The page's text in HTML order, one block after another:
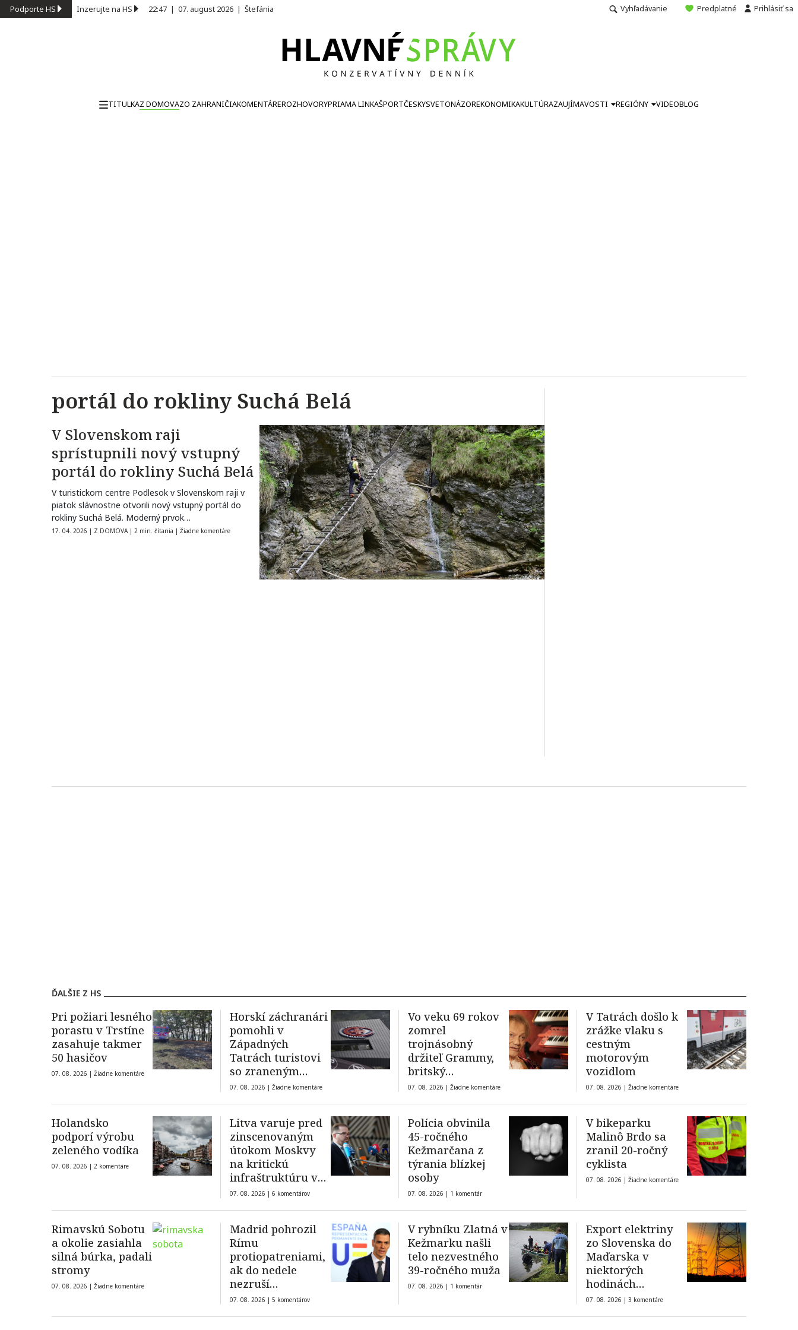
Podporte HS Inzerujte na HS 22:47 | 07. august 2026 | Štefánia Vyhľadávanie Predplatné Prihlásiť sa
TITULKAZ DOMOVAZO ZAHRANIČIAKOMENTÁREROZHOVORYPRIAMA LINKAŠPORTČESKYSVETONÁZOREKONOMIKAKULTÚRAZAUJÍMAVOSTI REGIÓNY VIDEOBLOG
portál do rokliny Suchá Belá
V Slovenskom raji
sprístupnili nový vstupný
portál do rokliny Suchá Belá
V turistickom centre Podlesok v Slovenskom raji v
piatok slávnostne otvorili nový vstupný portál do
rokliny Suchá Belá. Moderný prvok…
17. 04. 2026 | Z DOMOVA | 2 min. čítania | Žiadne komentáre
ĎALŠIE Z HS
Pri požiari lesného
porastu v Trstíne
zasahuje takmer
50 hasičov
07. 08. 2026 | Žiadne komentáre
Horskí záchranári
pomohli v
Západných
Tatrách turistovi
so zraneným
členkom
07. 08. 2026 | Žiadne komentáre
Vo veku 69 rokov
zomrel
trojnásobný
držiteľ Grammy,
britský
elektronický
Orbit
07. 08. 2026 | Žiadne komentáre
V Tatrách došlo k
zrážke vlaku s
cestným
motorovým
vozidlom
07. 08. 2026 | Žiadne komentáre
Holandsko
podporí výrobu
zeleného vodíka
07. 08. 2026 | 2 komentáre
Litva varuje pred
zinscenovaným
útokom Moskvy
na kritickú
infraštruktúru v
Pobaltí s použitím
07. 08. 2026 | 6 komentárov
Polícia obvinila
45-ročného
Kežmarčana z
týrania blízkej
osoby
07. 08. 2026 | 1 komentár
V bikeparku
Malinô Brdo sa
zranil 20-ročný
cyklista
07. 08. 2026 | Žiadne komentáre
Rimavskú Sobotu
a okolie zasiahla
silná búrka, padali
stromy
07. 08. 2026 | Žiadne komentáre
Madrid pohrozil
Rímu
protiopatreniami,
ak do nedele
nezruší
diskriminačné
07. 08. 2026 | 5 komentárov
V rybníku Zlatná v
Kežmarku našli
telo nezvestného
39-ročného muža
07. 08. 2026 | 1 komentár
Export elektriny
zo Slovenska do
Maďarska v
niektorých
hodinách
presiahol 2,5 GW
07. 08. 2026 | 3 komentáre